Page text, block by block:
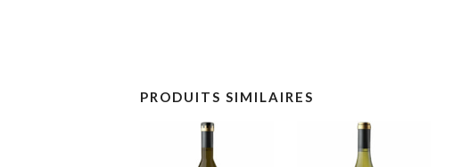
PRODUITS SIMILAIRES